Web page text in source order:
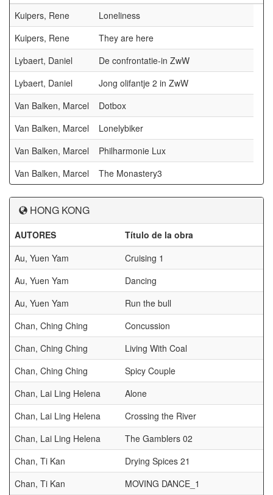
Kuipers, Rene
Loneliness
Kuipers, Rene
They are here
Lybaert, Daniel
De confrontatie-in ZwW
Lybaert, Daniel
Jong olifantje 2 in ZwW
Van Balken, Marcel
Dotbox
Van Balken, Marcel
Lonelybiker
Van Balken, Marcel
Philharmonie Lux
Van Balken, Marcel
The Monastery3
HONG KONG
AUTORES Título de la obra
Au, Yuen Yam
Cruising 1
Au, Yuen Yam
Dancing
Au, Yuen Yam
Run the bull
Chan, Ching Ching
Concussion
Chan, Ching Ching
Living With Coal
Chan, Ching Ching
Spicy Couple
Chan, Lai Ling Helena
Alone
Chan, Lai Ling Helena
Crossing the River
Chan, Lai Ling Helena
The Gamblers 02
Chan, Ti Kan
Drying Spices 21
Chan, Ti Kan
MOVING DANCE_1